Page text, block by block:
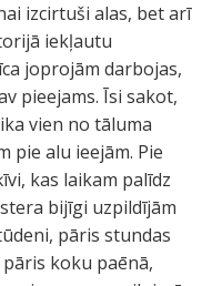
izcirtuši alas, bet arī
iekļautu
joprojām darbojas,
pieejams. Īsi sakot,
vien no tāluma
pie alu ieejām. Pie
kas laikam palīdz
bijīgi uzpildījām
pāris stundas
koku paēnā,